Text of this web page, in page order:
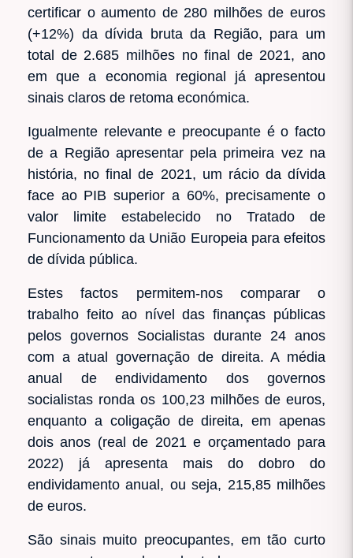
certificar o aumento de 280 milhões de euros
(+12%) da dívida bruta da Região, para um
total de 2.685 milhões no final de 2021, ano
em que a economia regional já apresentou
sinais claros de retoma económica.
Igualmente relevante e preocupante é o facto
de a Região apresentar pela primeira vez na
história, no final de 2021, um rácio da dívida
face ao PIB superior a 60%, precisamente o
valor limite estabelecido no Tratado de
Funcionamento da União Europeia para efeitos
de dívida pública.
Estes factos permitem-nos comparar o
trabalho feito ao nível das finanças públicas
pelos governos Socialistas durante 24 anos
com a atual governação de direita. A média
anual de endividamento dos governos
socialistas ronda os 100,23 milhões de euros,
enquanto a coligação de direita, em apenas
dois anos (real de 2021 e orçamentado para
2022) já apresenta mais do dobro do
endividamento anual, ou seja, 215,85 milhões
de euros.
São sinais muito preocupantes, em tão curto